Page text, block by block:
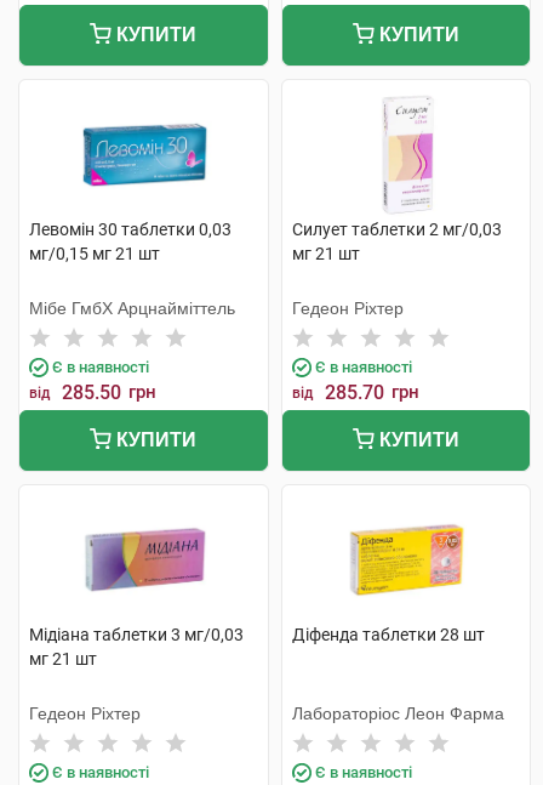
КУПИТИ КУПИТИ
Левомін 30 таблетки 0,03
мг/0,15 мг 21 шт
Мібе ГмбХ Арцнайміттель
Є в наявності
від 285.50 грн
КУПИТИ
Силует таблетки 2 мг/0,03
мг 21 шт
Гедеон Ріхтер
Є в наявності
від 285.70 грн
КУПИТИ
Мiдіана таблетки 3 мг/0,03
мг 21 шт
Гедеон Ріхтер
Є в наявності
Діфенда таблетки 28 шт
Лабораторіос Леон Фарма
Є в наявності